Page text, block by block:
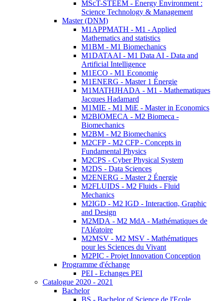
MScT-STEEM - Energy Environment :
Science Technology & Management
Master (DNM)
M1APPMATH - M1 - Applied
Mathematics and statistics
M1BM - M1 Biomechanics
M1DATAAI - M1 Data AI - Data and
Artificial Intelligence
M1ECO - M1 Economie
M1ENERG - Master 1 Énergie
M1MATHJHADA - M1 - Mathematiques
Jacques Hadamard
M1MIE - M1 MiE - Master in Economics
M2BIOMECA - M2 Biomeca -
Biomechanics
M2BM - M2 Biomechanics
M2CFP - M2 CFP - Concepts in
Fundamental Physics
M2CPS - Cyber Physical System
M2DS - Data Sciences
M2ENERG - Master 2 Énergie
M2FLUIDS - M2 Fluids - Fluid
Mechanics
M2IGD - M2 IGD - Interaction, Graphic
and Design
M2MDA - M2 MdA - Mathématiques de
l'Aléatoire
M2MSV - M2 MSV - Mathématiques
pour les Sciences du Vivant
M2PIC - Projet Innovation Conception
Programme d'échange
PEI - Echanges PEI
Catalogue 2020 - 2021
Bachelor
BS - Bachelor of Science de l'Ecole